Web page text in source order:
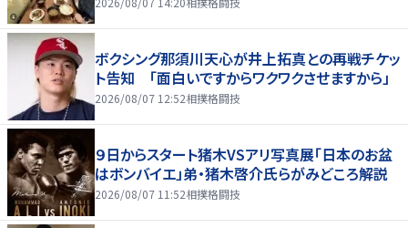
ボクシング那須川天心が井上拓真との再戦チケッ
ト告知 「面白いですからワクワクさせますから」
2026/08/07 12:52相撲格闘技
９日からスタート猪木VSアリ写真展「日本のお盆
はボンバイエ」弟・猪木啓介氏らがみどころ解説
2026/08/07 11:52相撲格闘技